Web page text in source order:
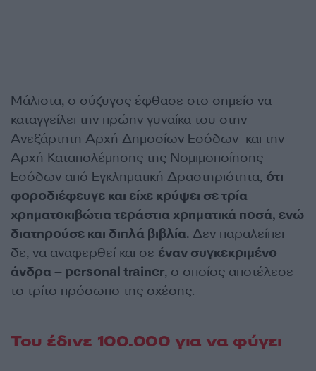
Μάλιστα, ο σύζυγος έφθασε στο σημείο να
καταγγείλει την πρώην γυναίκα του στην
Ανεξάρτητη Αρχή Δημοσίων Εσόδων και την
Αρχή Καταπολέμησης της Νομιμοποίησης
Εσόδων από Εγκληματική Δραστηριότητα, ότι
φοροδιέφευγε και είχε κρύψει σε τρία
χρηματοκιβώτια τεράστια χρηματικά ποσά, ενώ
διατηρούσε και διπλά βιβλία. Δεν παραλείπει
δε, να αναφερθεί και σε έναν συγκεκριμένο
άνδρα – personal trainer, ο οποίος αποτέλεσε
το τρίτο πρόσωπο της σχέσης.
Του έδινε 100.000 για να φύγει